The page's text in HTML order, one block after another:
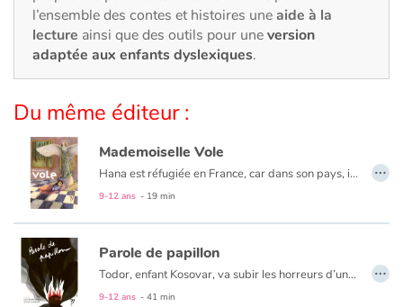
Quotidien et loisirs
À l'école
Fêtes et évènements
Amour et amitié
Sujets de société
Émotions et sentiments
Formats et illustrations
l’ensemble des contes et histoires uneaide à la
lecture ainsi que des outils pour uneversion
adaptée aux enfants dyslexiques.
Du même éditeur :
Mademoiselle Vole
Hana est réfugiée en France, car dans son pays, il y a la guerre. La nuit, elle dort, avec sa maman, dans un musée, tout près de « Mademoiselle Vole ». Mais ça, il ne faut pas le dire, c'est un secret. Jusqu'au jour où...
9-12 ans - 19 min
…
Parole de papillon
Todor, enfant Kosovar, va subir les horreurs d’une guerre dont il ne comprend pas les raisons. Sa famille décimée, il s’enfuit vers Mitrovica, à la recherche de son grand frère Milan. Au cours de ce périple, il vivra la richesse de rencontres mais aussi la difficile réalité des camps de réfugiés. Cependant, l’enfant cultivera toujours l’espoir et la volonté de retrouver son pays et ses racines. Comme le papillon blanc, Todor prendra-t-il son envol ?
9-12 ans - 41 min
…